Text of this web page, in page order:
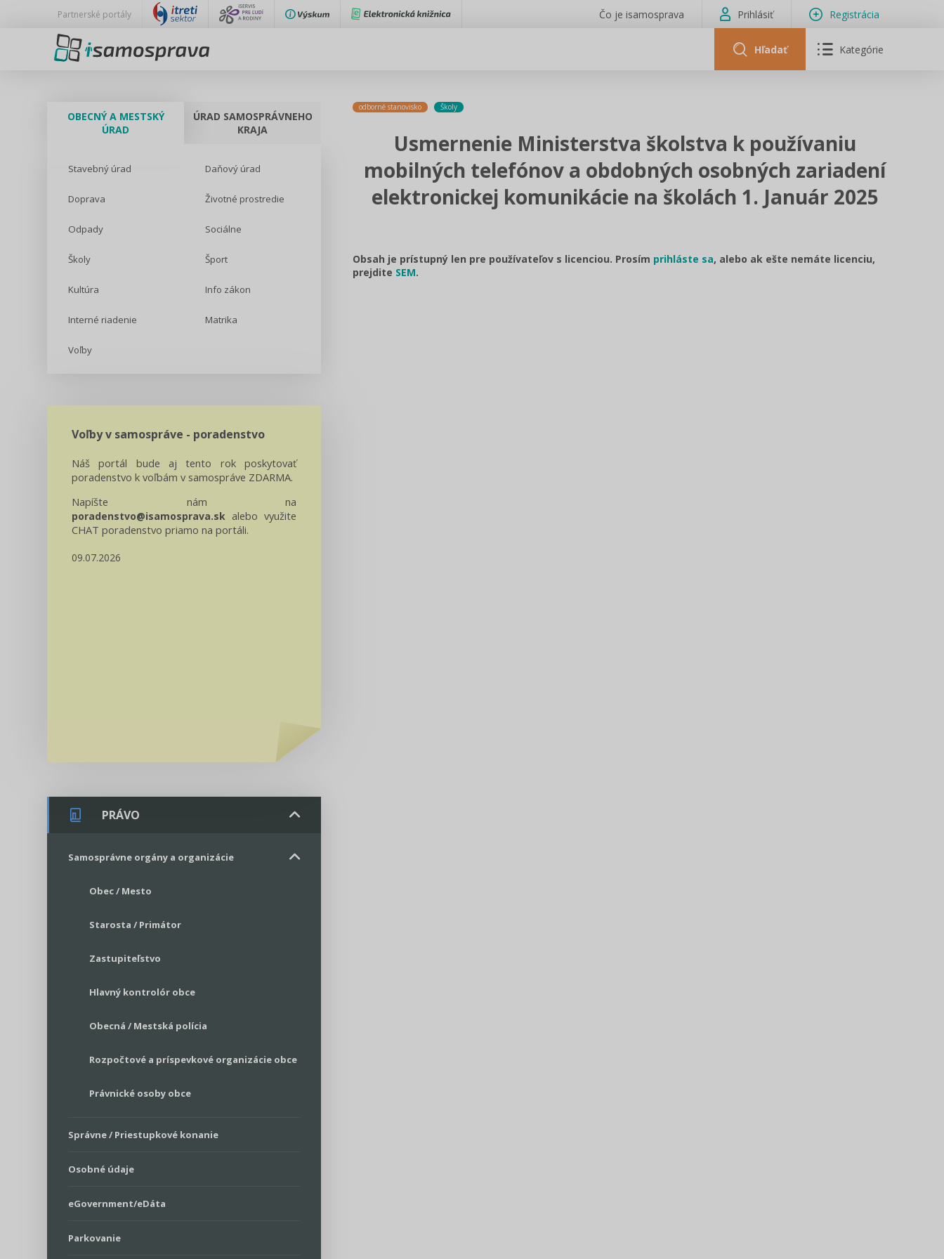
Partnerské portály Čo je isamosprava Prihlásiť Registrácia
Hľadať Kategórie
OBECNÝ A MESTSKÝ
ÚRAD
ÚRAD SAMOSPRÁVNEHO
KRAJA
Stavebný úrad Daňový úrad
Doprava Životné prostredie
Odpady Sociálne
Školy Šport
Kultúra Info zákon
Interné riadenie Matrika
Voľby
Voľby v samospráve - poradenstvo
Náš portál bude aj tento rok poskytovať
poradenstvo k voľbám v samospráve ZDARMA.
Napíšte nám na
poradenstvo@isamosprava.sk alebo využite
CHAT poradenstvo priamo na portáli.
09.07.2026
PRÁVO
Samosprávne orgány a organizácie
Obec / Mesto
Starosta / Primátor
Zastupiteľstvo
Hlavný kontrolór obce
Obecná / Mestská polícia
Rozpočtové a príspevkové organizácie obce
Právnické osoby obce
Správne / Priestupkové konanie
Osobné údaje
eGovernment/eDáta
Parkovanie
odborné stanovisko Školy
Usmernenie Ministerstva školstva k používaniu
mobilných telefónov a obdobných osobných zariadení
elektronickej komunikácie na školách 1. Január 2025
Obsah je prístupný len pre používateľov s licenciou. Prosím prihláste sa, alebo ak ešte nemáte licenciu,
prejdite SEM.